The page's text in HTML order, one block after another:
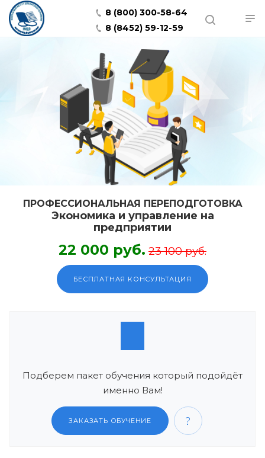
8 (800) 300-58-64
8 (8452) 59-12-59
ПРОФЕССИОНАЛЬНАЯ ПЕРЕПОДГОТОВКА
Экономика и управление на
предприятии
22 000 руб. 23 100 руб.
БЕСПЛАТНАЯ КОНСУЛЬТАЦИЯ
Подберем пакет обучения который подойдёт
именно Вам!
ЗАКАЗАТЬ ОБУЧЕНИЕ